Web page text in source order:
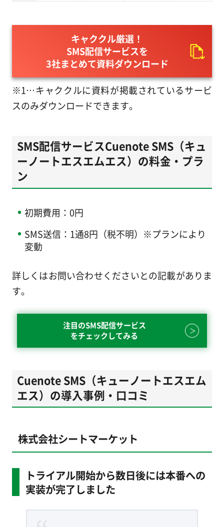
キャククル厳選！
SMS配信サービスを
3社まとめて資料ダウンロード
※1…キャククルに資料が掲載されているサービ
スのみダウンロードできます。
SMS配信サービスCuenote SMS（キュ
ーノートエスエムエス）の料金・プラ
ン
初期費用：0円
SMS送信：1通8円（税不明）※プランにより
変動
詳しくはお問い合わせくださいとの記載がありま
す。
注目のSMS配信サービス
をチェックしてみる
Cuenote SMS（キューノートエスエム
エス）の導入事例・口コミ
株式会社シートマーケット
トライアル開始から数日後には本番への
実装が完了しました